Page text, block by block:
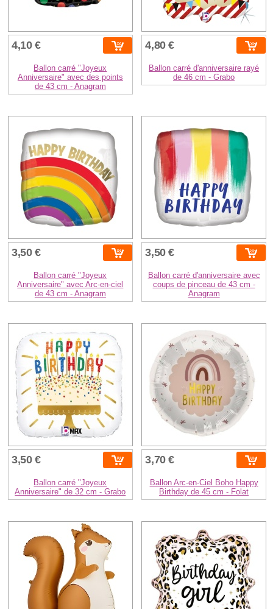
4,10 €
Ballon carré "Joyeux
Anniversaire" avec des points
de 43 cm - Anagram
4,80 €
Ballon carré d'anniversaire rayé
de 46 cm - Grabo
3,50 €
Ballon carré "Joyeux
Anniversaire" avec Arc-en-ciel
de 43 cm - Anagram
3,50 €
Ballon carré d'anniversaire avec
coups de pinceau de 43 cm -
Anagram
3,50 €
Ballon carré "Joyeux
Anniversaire" de 32 cm - Grabo
3,70 €
Ballon Arc-en-Ciel Boho Happy
Birthday de 45 cm - Folat